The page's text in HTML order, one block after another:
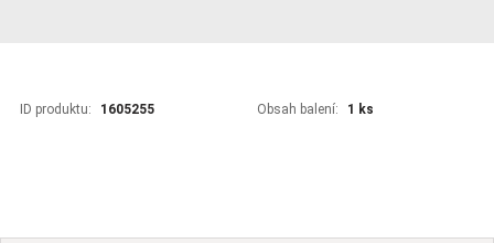
ID produktu: 1605255 Obsah balení: 1 ks